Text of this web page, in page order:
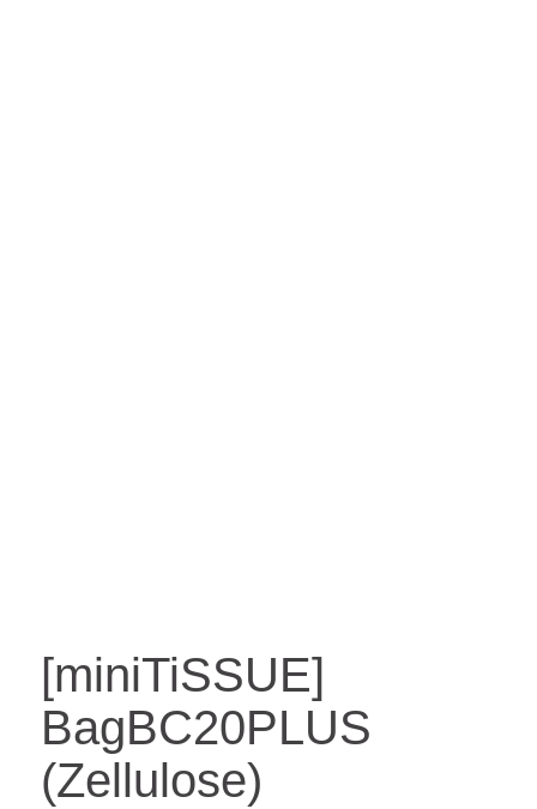
[miniTiSSUE]
BagBC20PLUS
(Zellulose)